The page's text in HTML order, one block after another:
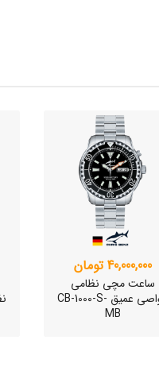
40,000,000 تومان
ساعت مچی نظامی
غواصی عمیق CB-1000-S-
MB